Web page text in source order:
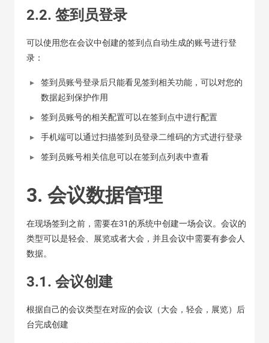
2.2. 签到员登录
可以使用您在会议中创建的签到点自动生成的账号进行登
录：
签到员账号登录后只能看见签到相关功能，可以对您的
数据起到保护作用
签到员账号的相关配置可以在签到点中进行配置
手机端可以通过扫描签到员登录二维码的方式进行登录
签到员账号相关信息可以在签到点列表中查看
3. 会议数据管理
在现场签到之前，需要在31的系统中创建一场会议。会议的
类型可以是轻会、展览或者大会，并且会议中需要有参会人
数据。
3.1. 会议创建
根据自己的会议类型在对应的会议（大会，轻会，展览）后
台完成创建